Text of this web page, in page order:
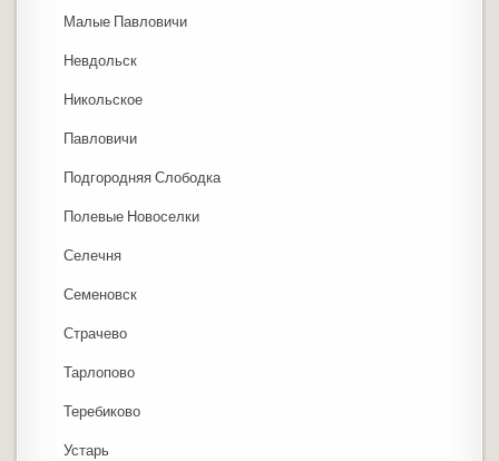
Малые Павловичи
Невдольск
Никольское
Павловичи
Подгородняя Слободка
Полевые Новоселки
Селечня
Семеновск
Страчево
Тарлопово
Теребиково
Устарь